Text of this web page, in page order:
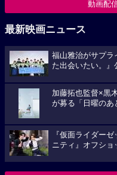
動画配
最新映画ニュース
福山雅治がサプラ
た出会いたい。』
加藤拓也監督×黒
が募る「日曜のあ
『仮面ライダー
ニティ』オフショ